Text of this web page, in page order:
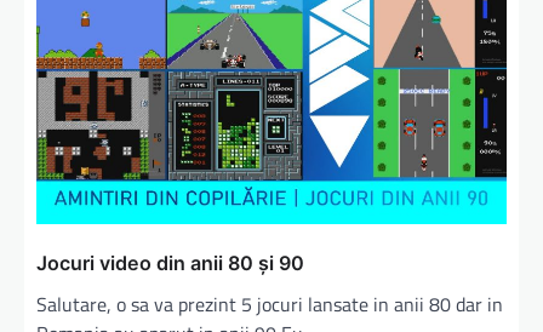
Jocuri video din anii 80 și 90
Salutare, o sa va prezint 5 jocuri lansate in anii 80 dar in